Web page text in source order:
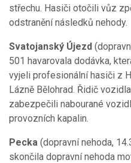
střechu. Hasiči otočili vůz
odstranění následků nehody.
Svatojanský Újezd
501 havarovala dodávka,
vyjeli profesionální hasiči z
Lázně Bělohrad. Řidič
zabezpečili nabourané
provozních kapalin.
Pecka (dopravní nehoda,
skončila dopravní nehoda